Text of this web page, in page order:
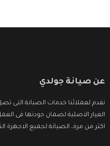
عن صيانة جولدي
نقدم لعملائنا خدمات الصيانة التى
الغيار الاصلية لضمان جودتها فى
اكثر من مرة، الصيانة لجميع الاجهزة